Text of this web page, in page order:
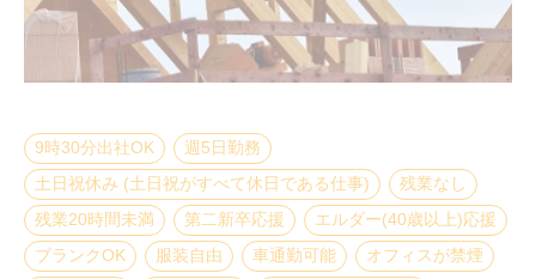
9時30分出社OK
週5日勤務
土日祝休み (土日祝がすべて休日である仕事)
残業なし
残業20時間未満
第二新卒応援
エルダー(40歳以上)応援
ブランクOK
服装自由 車通勤可能
オフィスが禁煙